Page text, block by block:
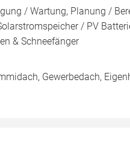
/ Wartung, Planung /
/ PV
& Schneefänger
Gewerbedach,